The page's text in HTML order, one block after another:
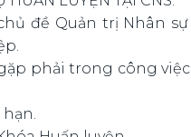
đề Quản trị Nhân
phải trong công